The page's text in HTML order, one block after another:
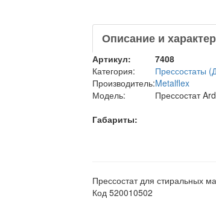
Описание и
Артикул:
7408
Категория:
Прессостаты
Производитель:Metalflex
Модель:
Прессостат
Габариты:
Прессостат для стиральных
Код 520010502